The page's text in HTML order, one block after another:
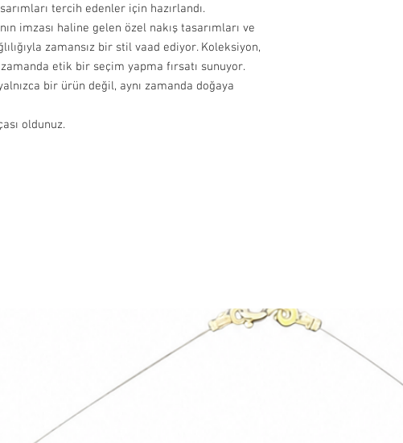
tercih edenler için hazırlandı.
imzası haline gelen özel nakış tasarımları ve
zamansız bir stil vaad ediyor. Koleksiyon,
etik bir seçim yapma fırsatı sunuyor.
bir ürün değil, aynı zamanda doğaya
oldunuz.